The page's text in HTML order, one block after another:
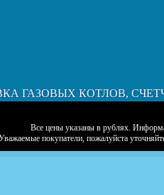
ГАЗОВЫХ КОТЛОВ,
Все цены указаны в рублях.
покупатели, пожалуйста